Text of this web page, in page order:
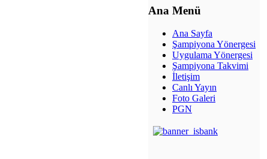
Ana Menü
Ana Sayfa
Şampiyona Yönergesi
Uygulama Yönergesi
Şampiyona Takvimi
İletişim
Canlı Yayın
Foto Galeri
PGN